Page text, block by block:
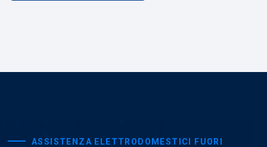
ASSISTENZA ELETTRODOMESTICI FUORI